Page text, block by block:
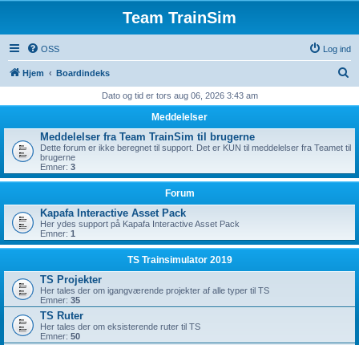
Team TrainSim
OSS Log ind
Hjem Boardindeks
Dato og tid er tors aug 06, 2026 3:43 am
Meddelelser
Meddelelser fra Team TrainSim til brugerne
Dette forum er ikke beregnet til support. Det er KUN til meddelelser fra Teamet til
brugerne
Emner: 3
Forum
Kapafa Interactive Asset Pack
Her ydes support på Kapafa Interactive Asset Pack
Emner: 1
TS Trainsimulator 2019
TS Projekter
Her tales der om igangværende projekter af alle typer til TS
Emner: 35
TS Ruter
Her tales der om eksisterende ruter til TS
Emner: 50